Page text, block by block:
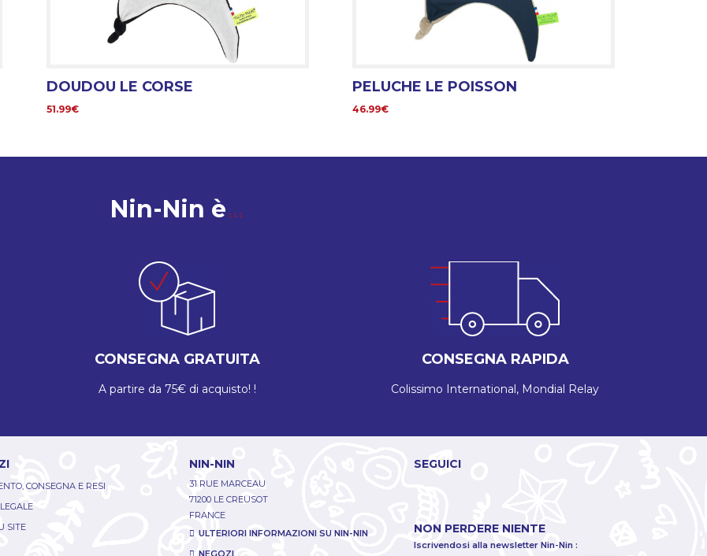
DOUDOU LE CORSE
51.99€
PELUCHE LE POISSON
46.99€
Nin-Nin è
CONSEGNA GRATUITA
A partire da 75€ di acquisto! !
CONSEGNA RAPIDA
Colissimo International, Mondial Relay
CONSEGNA E RESI
SITE
NIN-NIN
31 RUE MARCEAU
71200 LE CREUSOT
FRANCE
ULTERIORI INFORMAZIONI SU NIN-NIN
NEGOZI
SEGUICI
NON PERDERE NIENTE
Iscrivendosi alla newsletter Nin-Nin :